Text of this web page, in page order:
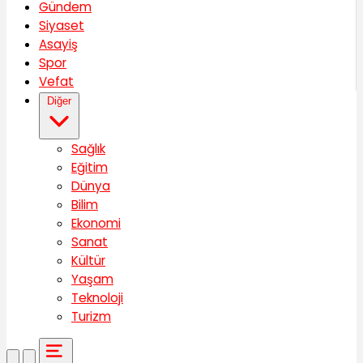
Gündem
Siyaset
Asayiş
Spor
Vefat
Diğer
Sağlık
Eğitim
Dünya
Bilim
Ekonomi
Sanat
Kültür
Yaşam
Teknoloji
Turizm